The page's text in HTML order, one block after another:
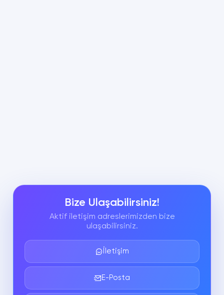
Bize Ulaşabilirsiniz!
Aktif iletişim adreslerimizden bize
ulaşabilirsiniz.
İletişim
E-Posta